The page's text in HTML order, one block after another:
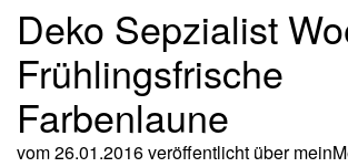
Deko Sepzialist
Frühlingsfrische
Farbenlaune
vom 26.01.2016veröffentlicht über